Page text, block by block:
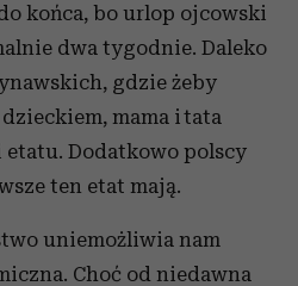
końca, bo urlop ojcowski
dwa tygodnie. Daleko
gdzie żeby
mama i tata
etatu. Dodatkowo polscy
ten etat mają.
uniemożliwia nam
Choć od niedawna